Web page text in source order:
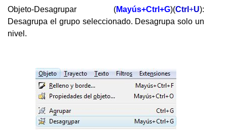
Objeto-Desagrupar (Mayús+Ctrl +G)(Ctrl +U):
Desagrupa el grupo seleccionado. Desagrupa solo un
nivel.